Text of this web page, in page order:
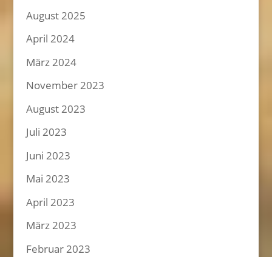
August 2025
April 2024
März 2024
November 2023
August 2023
Juli 2023
Juni 2023
Mai 2023
April 2023
März 2023
Februar 2023